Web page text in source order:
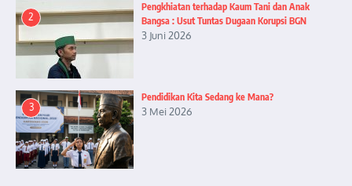
2
Pengkhiatan terhadap Kaum Tani dan Anak
Bangsa : Usut Tuntas Dugaan Korupsi BGN
3 Juni 2026
3
Pendidikan Kita Sedang ke Mana?
3 Mei 2026